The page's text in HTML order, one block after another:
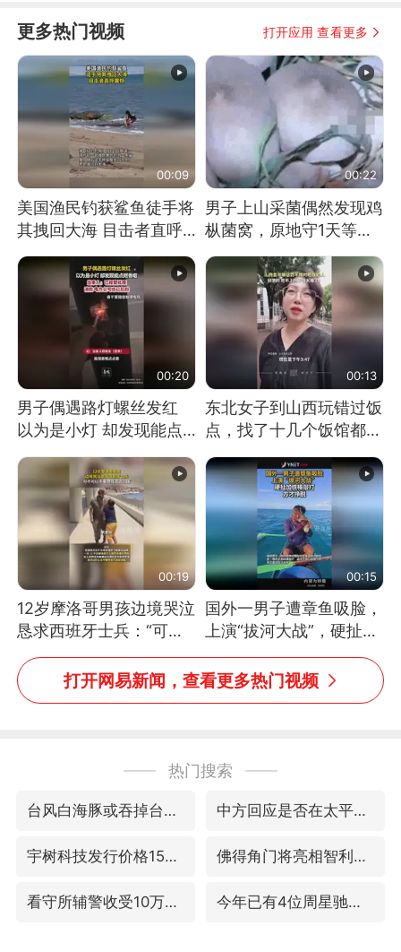
更多热门视频 打开应用 查看更多
00:09
美国渔民钓获鲨鱼徒手将
其拽回大海 目击者直呼
震惊 （视频来源：参考
消息）
00:22
男子上山采菌偶然发现鸡
枞菌窝，原地守1天等它
长大：挖了140多朵
00:20
男子偶遇路灯螺丝发红
以为是小灯 却发现能点
燃香烟 当事人：已报警
处理
00:13
东北女子到山西玩错过饭
点，找了十几个饭馆都没
开门：午休到几点
00:19
12岁摩洛哥男孩边境哭泣
恳求西班牙士兵：“可不
可以不要把我遣返回国”
00:15
国外一男子遭章鱼吸脸，
上演“拔河大战”，硬扯加
铁棒敲打方才挣脱
打开网易新闻，查看更多热门视频
热门搜索
台风白海豚或吞掉台风鲸鱼 中方回应是否在太平洋海底开采稀土
宇树科技发行价格150.80元/股 佛得角门将亮相智利俱乐部主场
看守所辅警收受10万获刑1年 今年已有4位周星驰电影配角去世